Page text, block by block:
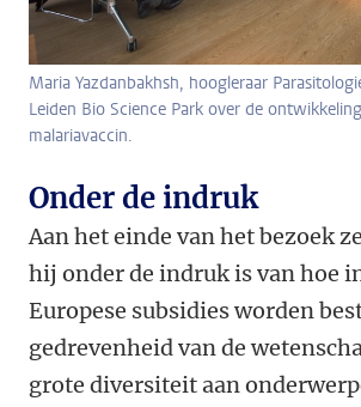
Maria Yazdanbakhsh, hoogleraar
Leiden Bio Science Park over de
malariavaccin.
Onder de indruk
Aan het einde van het bezoek
hij onder de indruk is van hoe
Europese subsidies worden
gedrevenheid van de
grote diversiteit aan